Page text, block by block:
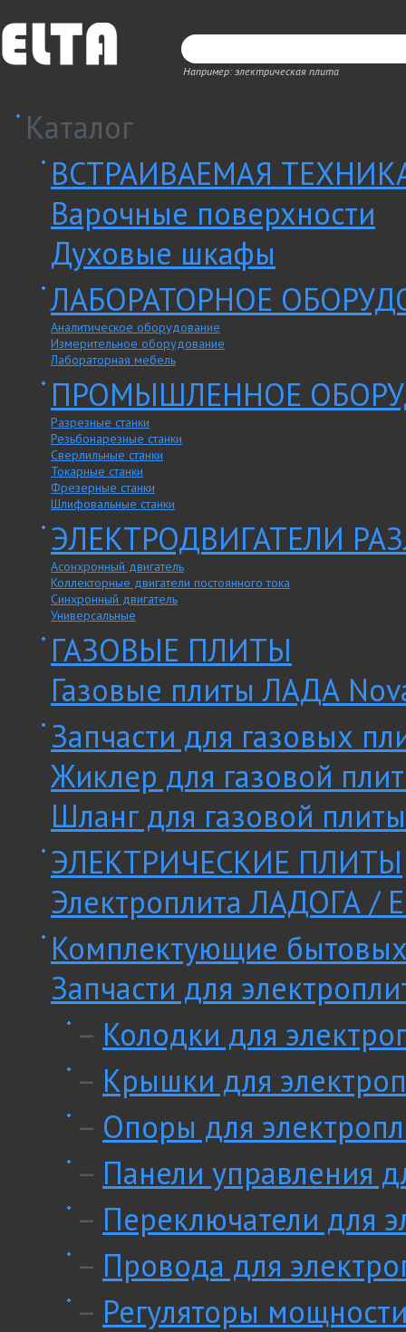
Например: электрическая плита
Каталог
ВСТРАИВАЕМАЯ
Варочные поверхности
Духовые шкафы
ЛАБОРАТОРНОЕ
Аналитическое оборудование
Измерительное оборудование
Лабораторная мебель
ПРОМЫШЛЕННОЕ
Разрезные станки
Резьбонарезные станки
Сверлильные станки
Токарные станки
Фрезерные станки
Шлифовальные станки
ЭЛЕКТРОДВИГАТЕЛИ
Асонхронный двигатель
Коллекторные двигатели постоянного тока
Синхронный двигатель
Универсальные
ГАЗОВЫЕ ПЛИТЫ
Газовые плиты ЛАДА
Запчасти для газовых
Жиклер для газовой
Шланг для газовой плиты
ЭЛЕКТРИЧЕСКИЕ ПЛИТЫ
Электроплита ЛАДОГА /
Комплектующие
Запчасти для
– Колодки для
– Крышки для
– Опоры для
– Панели управления
– Переключатели для
– Провода для
– Регуляторы